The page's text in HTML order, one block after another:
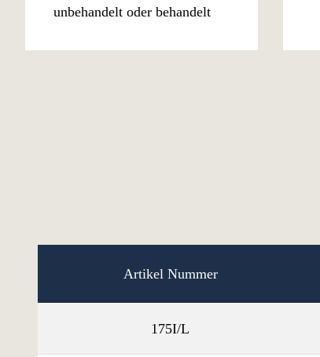
unbehandelt oder behandelt
Artikel Nummer
175I/L